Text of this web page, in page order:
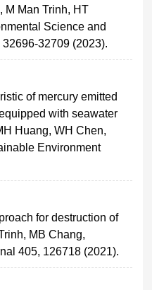
M Man Trinh, HT
Science and
32709 (2023).
of mercury emitted
with seawater
Huang, WH Chen,
Environment
for destruction of
MB Chang,
405, 126718 (2021).